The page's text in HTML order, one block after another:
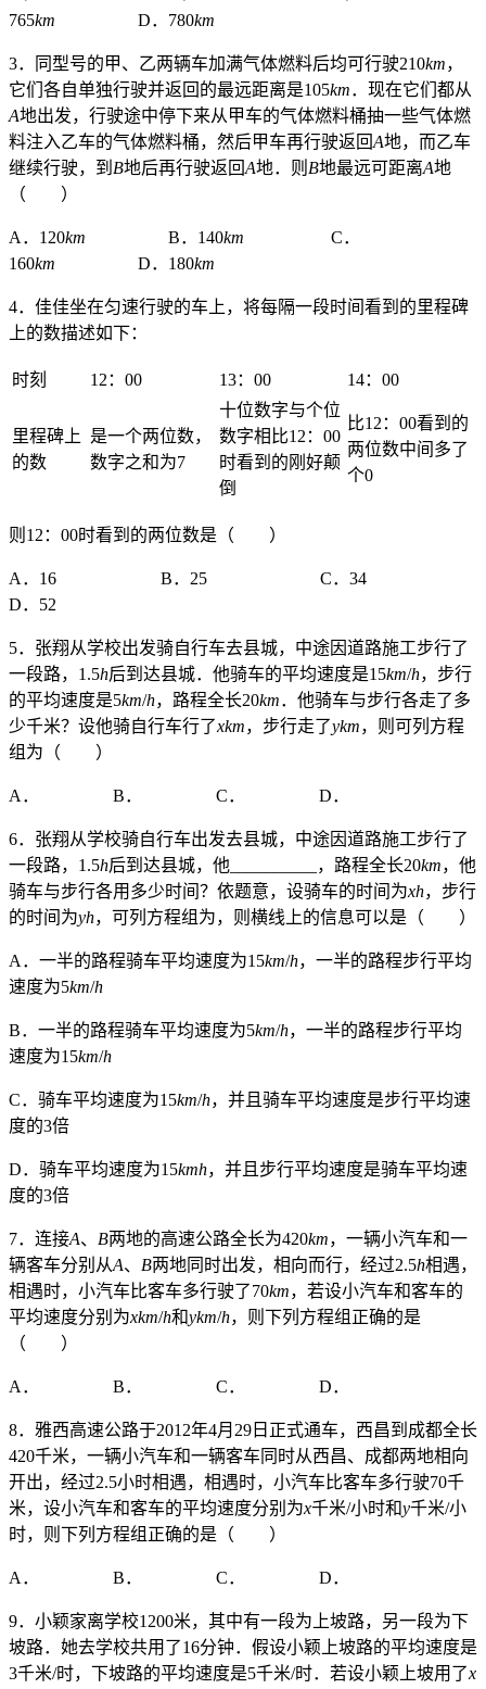
765km D．780km
3．同型号的甲、乙两辆车加满气体燃料后均可行驶210km，
它们各自单独行驶并返回的最远距离是105km．现在它们都从
A地出发，行驶途中停下来从甲车的气体燃料桶抽一些气体燃
料注入乙车的气体燃料桶，然后甲车再行驶返回A地，而乙车
继续行驶，到 B地后再行驶返回A地．则 B地最远可距离A地
（ ）
A．120km B．140km C．
160km D．180km
4．佳佳坐在匀速行驶的车上，将每隔一段时间看到的里程碑
上的数描述如下：
时刻 12：00 13：00 14：00
里程碑上
的数
是一个两位数，
数字之和为7
十位数字与个位
数字相比12：00
时看到的刚好颠
倒
比12：00看到的
两位数中间多了
个0
则12：00时看到的两位数是（ ）
A．16 B．25 C．34
D．52
5．张翔从学校出发骑自行车去县城，中途因道路施工步行了
一段路，1.5h后到达县城．他骑车的平均速度是15km/h，步行
的平均速度是5km/h，路程全长20km．他骑车与步行各走了多
少千米？设他骑自行车行了xkm，步行走了ykm，则可列方程
组为（ ）
A． B． C． D．
6．张翔从学校骑自行车出发去县城，中途因道路施工步行了
一段路，1.5h后到达县城，他__________，路程全长20km，他
骑车与步行各用多少时间？依题意，设骑车的时间为xh，步行
的时间为yh，可列方程组为，则横线上的信息可以是（ ）
A．一半的路程骑车平均速度为15km/h，一半的路程步行平均
速度为5km/h
B．一半的路程骑车平均速度为5km/h，一半的路程步行平均
速度为15km/h
C．骑车平均速度为15km/h，并且骑车平均速度是步行平均速
度的3倍
D．骑车平均速度为15kmh，并且步行平均速度是骑车平均速
度的3倍
7．连接A、 B两地的高速公路全长为420km，一辆小汽车和一
辆客车分别从A、 B两地同时出发，相向而行，经过2.5h相遇，
相遇时，小汽车比客车多行驶了70km，若设小汽车和客车的
平均速度分别为xkm/h和ykm/h，则下列方程组正确的是
（ ）
A． B． C． D．
8．雅西高速公路于2012年4月29日正式通车，西昌到成都全长
420千米，一辆小汽车和一辆客车同时从西昌、成都两地相向
开出，经过2.5小时相遇，相遇时，小汽车比客车多行驶70千
米，设小汽车和客车的平均速度分别为x千米/小时和y千米/小
时，则下列方程组正确的是（ ）
A． B． C． D．
9．小颖家离学校1200米，其中有一段为上坡路，另一段为下
坡路．她去学校共用了16分钟．假设小颖上坡路的平均速度是
3千米/时，下坡路的平均速度是5千米/时．若设小颖上坡用了x